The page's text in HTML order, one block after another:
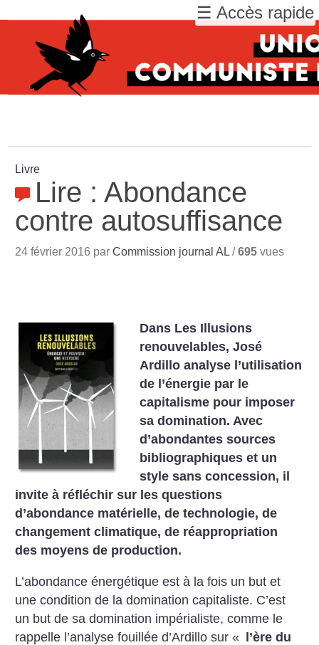
Livre
Lire : Abondance
contre autosuffisance
24 février 2016 parCommission journal AL /695 vues
Dans Les Illusions
renouvelables, José
Ardillo analyse l’utilisation
de l’énergie par le
capitalisme pour imposer
sa domination. Avec
d’abondantes sources
bibliographiques et un
style sans concession, il
invite à réfléchir sur les questions
d’abondance matérielle, de technologie, de
changement climatique, de réappropriation
des moyens de production.
L’abondance énergétique est à la fois un but et
une condition de la domination capitaliste. C’est
un but de sa domination impérialiste, comme le
rappelle l’analyse fouillée d’Ardillo sur « l’ère du
☰ Accès rapide